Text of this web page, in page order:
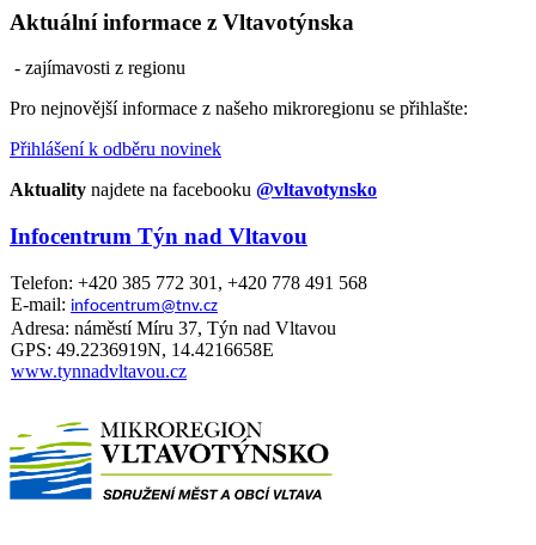
Aktuální informace z Vltavotýnska
- zajímavosti z regionu
Pro nejnovější informace z našeho mikroregionu se přihlašte:
Přihlášení k odběru novinek
Aktuality najdete na facebooku @vltavotynsko
Infocentrum Týn nad Vltavou
Telefon: +420 385 772 301, +420 778 491 568
E-mail: infocentrum@tnv.cz
Adresa: náměstí Míru 37, Týn nad Vltavou
GPS: 49.2236919N, 14.4216658E
www.tynnadvltavou.cz